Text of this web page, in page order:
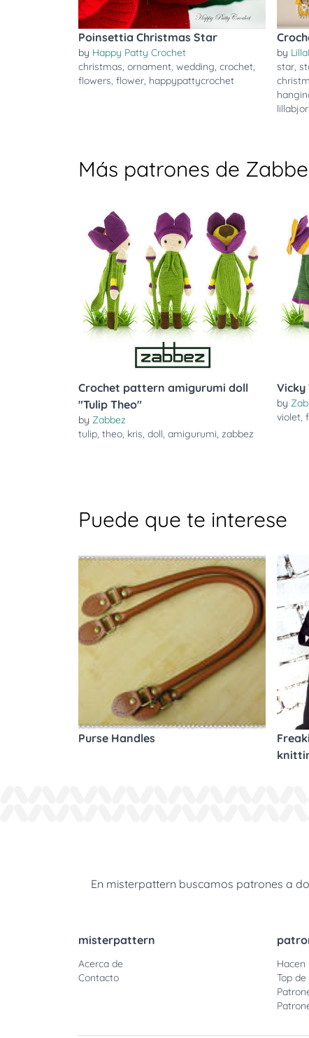
Poinsettia Christmas Star
by Happy Patty Crochet
christmas, ornament, wedding, crochet,
flowers, flower, happypattycrochet
by
star,
Más patrones de
Crochet pattern amigurumi doll
"Tulip Theo"
by Zabbez
tulip, theo, kris, doll, amigurumi, zabbez
Vicky
by
violet,
Puede que te interese
Purse Handles
En misterpattern buscamos patrones a
misterpattern
Acerca de
Contacto
Hacen
Top